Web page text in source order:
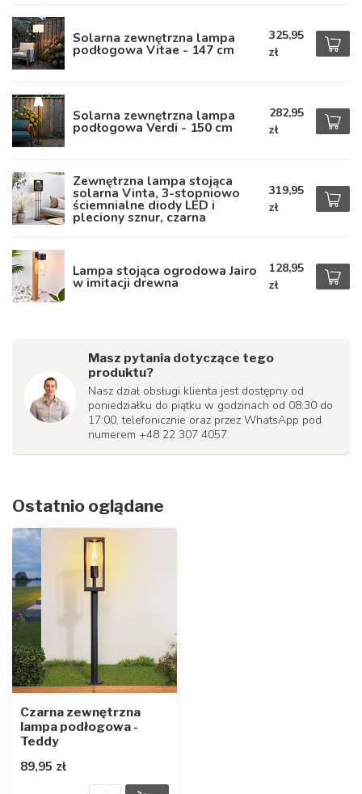
Solarna zewnętrzna lampa
podłogowa Vitae - 147 cm
325,95
zł
Solarna zewnętrzna lampa
podłogowa Verdi - 150 cm
282,95
zł
Zewnętrzna lampa stojąca
solarna Vinta, 3-stopniowo
ściemnialne diody LED i
pleciony sznur, czarna
319,95
zł
Lampa stojąca ogrodowa Jairo
w imitacji drewna
128,95
zł
Masz pytania dotyczące tego
produktu?
Nasz dział obsługi klienta jest dostępny od
poniedziałku do piątku w godzinach od 08:30 do
17:00, telefonicznie oraz przez WhatsApp pod
numerem +48 22 307 4057.
Ostatnio oglądane
Czarna zewnętrzna
lampa podłogowa -
Teddy
89,95 zł